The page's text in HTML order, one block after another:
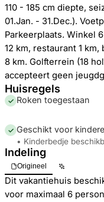
110 - 185 cm diepte,
01.Jan. - 31.Dec.).
Parkeerplaats. Winkel
12 km, restaurant 1 km,
8 km. Golfterrein (18
accepteert geen
Huisregels
✓ Roken toegestaan
✓ Geschikt voor
• Kinderbedje
Indeling
Origineel
Dit vakantiehuis
voor maximaal 6